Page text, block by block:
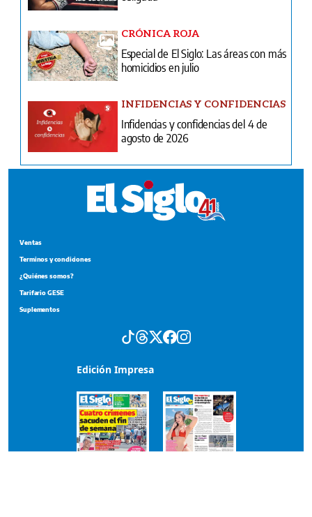
CRÓNICA ROJA
Especial de El Siglo: Las áreas con más
homicidios en julio
INFIDENCIAS Y CONFIDENCIAS
Infidencias y confidencias del 4 de
agosto de 2026
Ventas
Terminos y condiciones
¿Quiénes somos?
Tarifario GESE
Suplementos
Edición Impresa